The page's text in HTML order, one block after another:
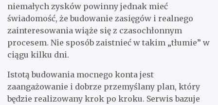
niemałych zysków powinny jednak mieć
świadomość, że budowanie zasięgów i realnego
zainteresowania wiąże się z czasochłonnym
procesem. Nie sposób zaistnieć w takim „tłumie” w
ciągu kilku dni.
Istotą budowania mocnego konta jest
zaangażowanie i dobrze przemyślany plan, który
będzie realizowany krok po kroku. Serwis bazuje